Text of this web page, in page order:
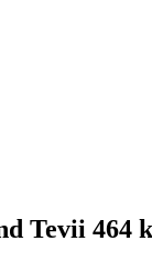
Tevii 464